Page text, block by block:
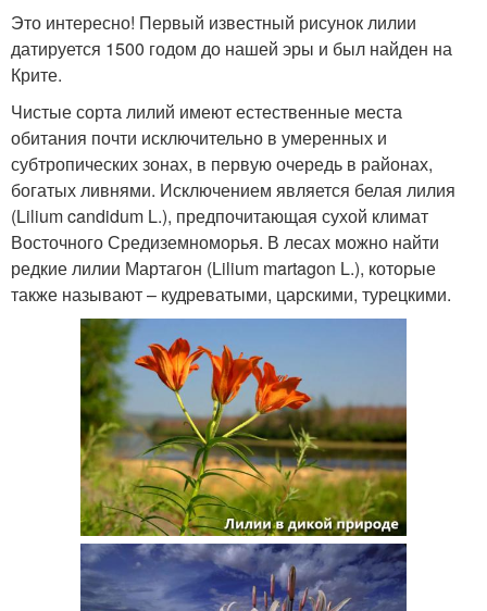
Это интересно! Первый известный рисунок лилии
датируется 1500 годом до нашей эры и был найден на
Крите.
Чистые сорта лилий имеют естественные места
обитания почти исключительно в умеренных и
субтропических зонах, в первую очередь в районах,
богатых ливнями. Исключением является белая лилия
(Lilium candidum L.), предпочитающая сухой климат
Восточного Средиземноморья. В лесах можно найти
редкие лилии Мартагон (Lilium martagon L.), которые
также называют – кудреватыми, царскими, турецкими.